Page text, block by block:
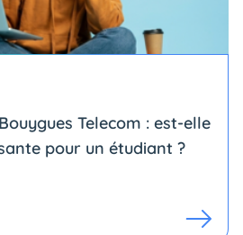
Telecom : est-elle
pour un étudiant ?